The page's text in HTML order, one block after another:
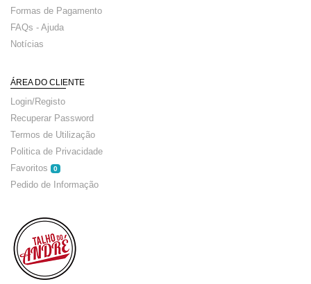
Formas de Pagamento
FAQs - Ajuda
Notícias
ÁREA DO CLIENTE
Login/Registo
Recuperar Password
Termos de Utilização
Politica de Privacidade
Favoritos
0
Pedido de Informação